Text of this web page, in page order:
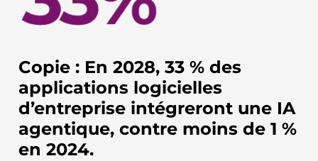
Copie : En 2028, 33 % des
applications logicielles
d’entreprise intégreront une IA
agentique, contre moins de 1 %
en 2024.